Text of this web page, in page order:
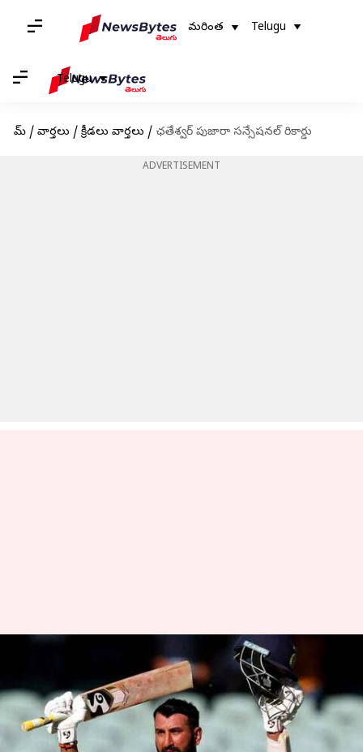
మరింత Telugu
Telugu
హోమ్ / వార్తలు / క్రీడలు వార్తలు / ఛతేశ్వర్ పుజారా సన్సేషనల్ రికార్డు
ADVERTISEMENT
ఛతేశ్వర్ పుజారా సన్సేషనల్ రికార్డు
Jayachandra Akuri Dec 23, 2022 01:54 pm
ఈ వార్తాకథనం ఏంటి